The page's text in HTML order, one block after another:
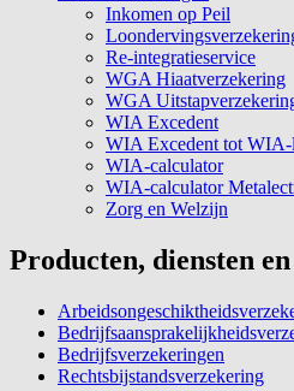
Inkomen op Peil
Re-integratieservice
WGA Hiaatverzekering
WGA
WIA Excedent
WIA Excedent tot WIA-
WIA-calculator
WIA-calculator
Zorg en Welzijn
Producten, diensten
Bedrijfsverzekeringen
Rechtsbijstandsverzekering